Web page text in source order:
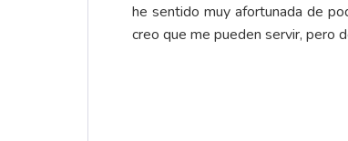
he sentido muy afortunada de
creo que me pueden servir, pero